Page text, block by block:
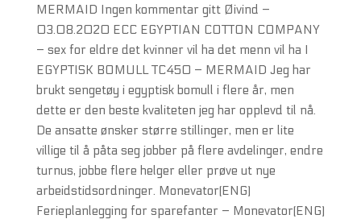
MERMAID Ingen kommentar gitt Øivind –
03.08.2020 ECC EGYPTIAN COTTON COMPANY
– sex for eldre det kvinner vil ha det menn vil ha I
EGYPTISK BOMULL TC450 – MERMAID Jeg har
brukt sengetøy i egyptisk bomull i flere år, men
dette er den beste kvaliteten jeg har opplevd til nå.
De ansatte ønsker større stillinger, men er lite
villige til å påta seg jobber på flere avdelinger, endre
turnus, jobbe flere helger eller prøve ut nye
arbeidstidsordninger. Monevator(ENG)
Ferieplanlegging for sparefanter – Monevator(ENG)